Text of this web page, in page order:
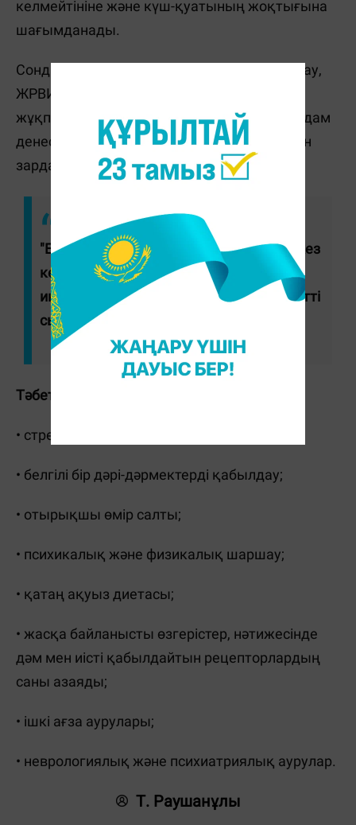
келмейтініне және күш-қуатының жоқтығына
шағымданады.
Сондай-ақ, тамаққа деген құштарлық тұмау,
ЖРВИ немесе ковид болсын, кез келген
жұқпалы аурумен бірге жоғалуы мүмкін. Адам
денесінің ауыруы, безгек, интоксикациядан
зардап шегеді.
"Егер тәбет жоғалса, дәрігерге барып, кез
келген органикалық ауруларды,
инфекцияларды болдырмау үшін қажетті
сынақтардан өтіңіз", - дейді терапевт.
Тәбеттің болмауының себептері:
• стресс және маңызды өмірлік оқиғалар;
• белгілі бір дәрі-дәрмектерді қабылдау;
• отырықшы өмір салты;
• психикалық және физикалық шаршау;
• қатаң ақуыз диетасы;
• жасқа байланысты өзгерістер, нәтижесінде
дәм мен иісті қабылдайтын рецепторлардың
саны азаяды;
• ішкі ағза аурулары;
• неврологиялық және психиатриялық аурулар.
Т. Раушанұлы